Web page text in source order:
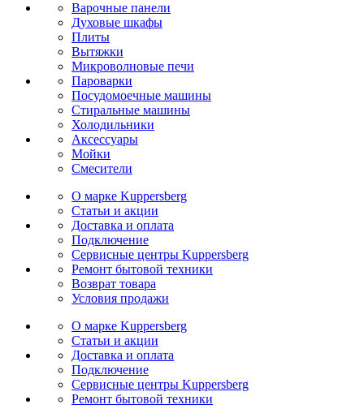
Варочные панели
Духовые шкафы
Плиты
Вытяжки
Микроволновые печи
Пароварки
Посудомоечные машины
Стиральные машины
Холодильники
Аксессуары
Мойки
Cмесители
О марке Kuppersberg
Статьи и акции
Доставка и оплата
Подключение
Сервисные центры Kuppersberg
Ремонт бытовой техники
Возврат товара
Условия продажи
О марке Kuppersberg
Статьи и акции
Доставка и оплата
Подключение
Сервисные центры Kuppersberg
Ремонт бытовой техники